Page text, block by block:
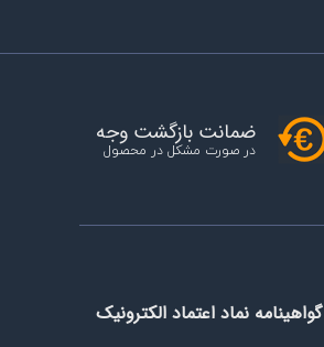
ضمانت بازگشت وجه
در صورت مشکل در محصول
گواهینامه نماد اعتماد الکترونیک